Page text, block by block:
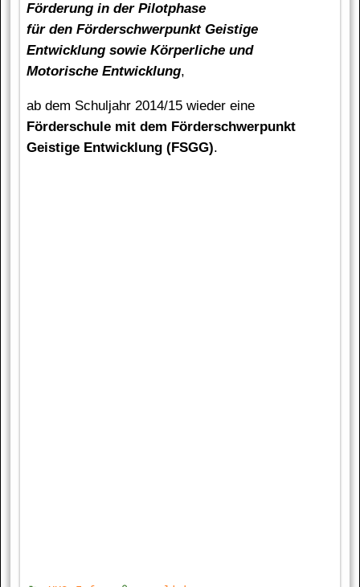
Förderung in der Pilotphase
für den Förderschwerpunkt Geistige
Entwicklung sowie Körperliche und
Motorische Entwicklung,
ab dem Schuljahr 2014/15 wieder eine
Förderschule mit dem Förderschwerpunkt
Geistige Entwicklung (FSGG).